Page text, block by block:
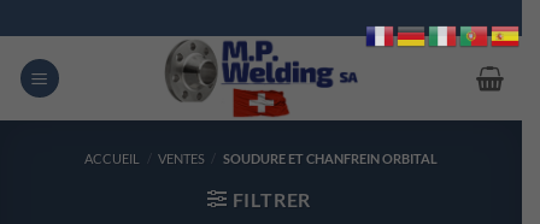
au
contenu
ACCUEIL VENTES SOUDURE ET CHANFREIN ORBITAL
FILTRER